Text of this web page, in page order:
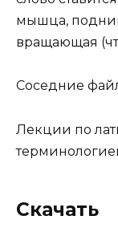
мышца,
вращающая
Соседние
Лекции по
Скачать